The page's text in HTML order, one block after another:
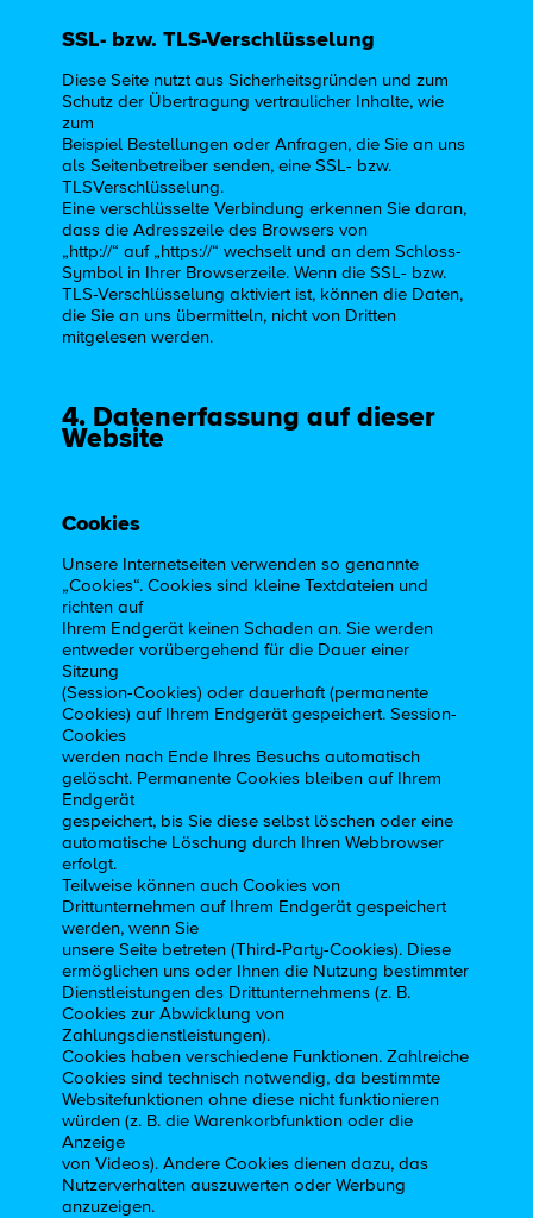
SSL- bzw. TLS-Verschlüsselung
Diese Seite nutzt aus Sicherheitsgründen und zum
Schutz der Übertragung vertraulicher Inhalte, wie
zum
Beispiel Bestellungen oder Anfragen, die Sie an uns
als Seitenbetreiber senden, eine SSL- bzw.
TLSVerschlüsselung.
Eine verschlüsselte Verbindung erkennen Sie daran,
dass die Adresszeile des Browsers von
„http://“ auf „https://“ wechselt und an dem Schloss-
Symbol in Ihrer Browserzeile. Wenn die SSL- bzw.
TLS-Verschlüsselung aktiviert ist, können die Daten,
die Sie an uns übermitteln, nicht von Dritten
mitgelesen werden.
4. Datenerfassung auf dieser
Website
Cookies
Unsere Internetseiten verwenden so genannte
„Cookies“. Cookies sind kleine Textdateien und
richten auf
Ihrem Endgerät keinen Schaden an. Sie werden
entweder vorübergehend für die Dauer einer
Sitzung
(Session-Cookies) oder dauerhaft (permanente
Cookies) auf Ihrem Endgerät gespeichert. Session-
Cookies
werden nach Ende Ihres Besuchs automatisch
gelöscht. Permanente Cookies bleiben auf Ihrem
Endgerät
gespeichert, bis Sie diese selbst löschen oder eine
automatische Löschung durch Ihren Webbrowser
erfolgt.
Teilweise können auch Cookies von
Drittunternehmen auf Ihrem Endgerät gespeichert
werden, wenn Sie
unsere Seite betreten (Third-Party-Cookies). Diese
ermöglichen uns oder Ihnen die Nutzung bestimmter
Dienstleistungen des Drittunternehmens (z. B.
Cookies zur Abwicklung von
Zahlungsdienstleistungen).
Cookies haben verschiedene Funktionen. Zahlreiche
Cookies sind technisch notwendig, da bestimmte
Websitefunktionen ohne diese nicht funktionieren
würden (z. B. die Warenkorbfunktion oder die
Anzeige
von Videos). Andere Cookies dienen dazu, das
Nutzerverhalten auszuwerten oder Werbung
anzuzeigen.